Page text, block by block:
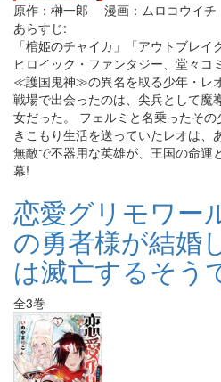
原作：榊一郎 漫画：ムロコウイチ
あらすじ:
「棺姫のチャイカ」「アウトブレイ
ヒロイック・ファンタジー、堂々コ
≪護国鬼神≫の異名を取る少年・レ
戦場で出会ったのは、尖兵として魔
女だった。 フェルミと名乗ったそ
きこもり生活を送っていたレオは
無敵で不器用な英雄が、王国の命運
幕!
恋愛グリモワー
の勇者様が結婚
は滅亡するそう
全3巻